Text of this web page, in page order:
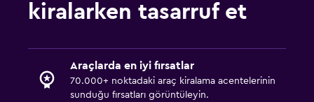
kiralarken tasarruf et
Araçlarda en iyi fırsatlar
70.000+ noktadaki araç kiralama acentelerinin
sunduğu fırsatları görüntüleyin.